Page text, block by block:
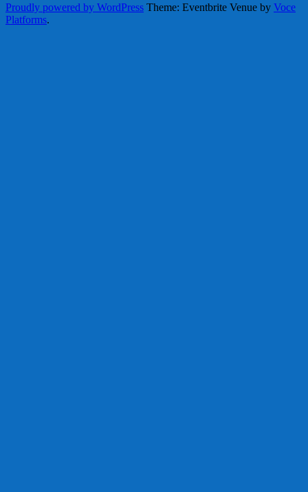
Proudly powered by WordPress Theme: Eventbrite Venue by Voce
Platforms.